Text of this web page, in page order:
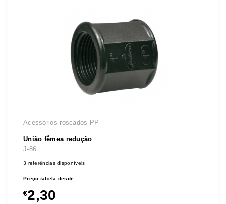
Acessórios roscados PP
União fêmea redução
J-86
3 referências disponíveis
Preço tabela desde:
€2,30